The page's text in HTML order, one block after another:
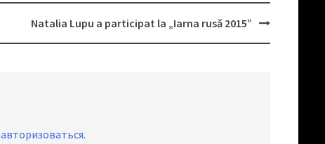
Natalia Lupu a participat la „Iarna rusă 2015”
авторизоваться.